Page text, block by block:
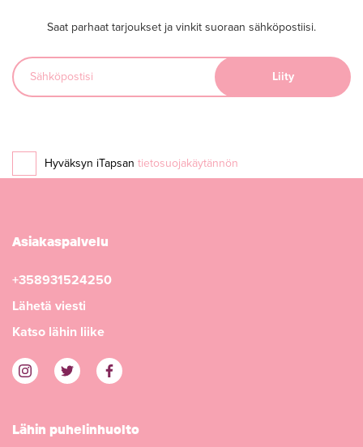
Saat parhaat tarjoukset ja vinkit suoraan sähköpostiisi.
Hyväksyn iTapsan tietosuojakäytännön
Asiakaspalvelu
+358931524250
Lähetä viesti
Katso lähin liike
Lähin puhelinhuolto